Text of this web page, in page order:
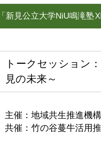
新見公立大学NiU鳴滝塾
トークセッション
見の未来～
主催：地域共生推進機構
共催：竹の谷蔓牛活用